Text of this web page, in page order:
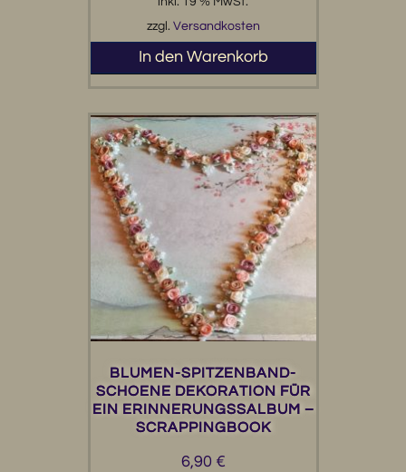
zzgl. Versandkosten
In den Warenkorb
BLUMEN-SPITZENBAND-
SCHOENE DEKORATION FÜR
EIN ERINNERUNGSSALBUM –
SCRAPPINGBOOK
6,90 €